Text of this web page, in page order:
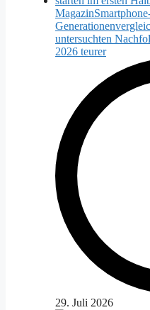
Magazin
untersuchten
2026 teurer
29. Juli 2026